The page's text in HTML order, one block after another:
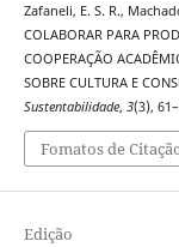
Zafaneli, E. S. R.,
COLABORAR PARA
COOPERAÇÃO
SOBRE CULTURA E
Sustentabilidade, 3(3),
Fomatos de
Edição